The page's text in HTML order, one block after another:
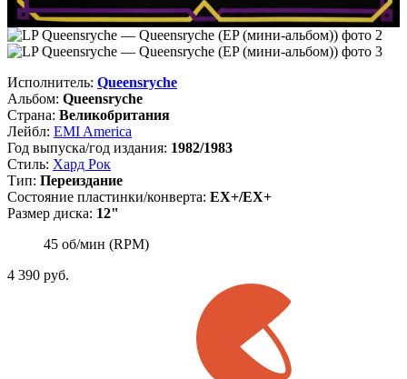
Исполнитель: Queensryche
Альбом: Queensryche
Страна: Великобритания
Лейбл: EMI America
Год выпуска/год издания: 1982/1983
Стиль: Хард Рок
Тип: Переиздание
Состояние пластинки/конверта: EX+/EX+
Размер диска: 12"
45 об/мин (RPM)
4 390 руб.